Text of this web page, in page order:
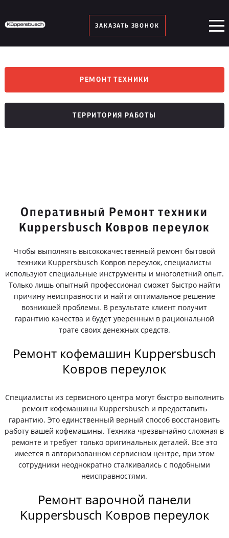
ЗАКАЗАТЬ ЗВОНОК
РЕМОНТ ТЕХНИКИ
ТЕРРИТОРИЯ РАБОТЫ
Оперативный Ремонт техники
Kuppersbusch Ковров переулок
Чтобы выполнять высококачественный ремонт бытовой
техники Kuppersbusch Ковров переулок, специалисты
используют специальные инструменты и многолетний опыт.
Только лишь опытный профессионал сможет быстро найти
причину неисправности и найти оптимальное решение
возникшей проблемы. В результате клиент получит
гарантию качества и будет уверенным в рациональной
трате своих денежных средств.
Ремонт кофемашин Kuppersbusch
Ковров переулок
Специалисты из сервисного центра могут быстро выполнить
ремонт кофемашины Kuppersbusch и предоставить
гарантию. Это единственный верный способ восстановить
работу вашей кофемашины. Техника чрезвычайно сложная в
ремонте и требует только оригинальных деталей. Все это
имеется в авторизованном сервисном центре, при этом
сотрудники неоднократно сталкивались с подобными
неисправностями.
Ремонт варочной панели
Kuppersbusch Ковров переулок